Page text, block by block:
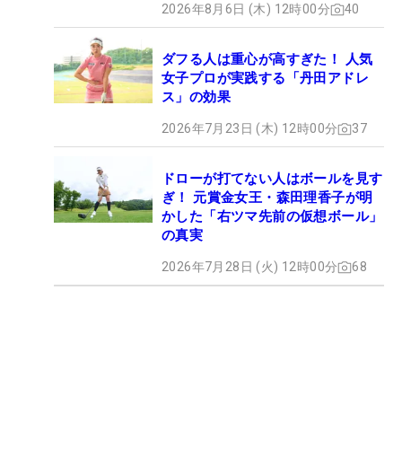
2026年8月6日 (木) 12時00分 40
ダフる人は重心が高すぎた！ 人気
女子プロが実践する「丹田アドレ
ス」の効果
2026年7月23日 (木) 12時00分 37
ドローが打てない人はボールを見す
ぎ！ 元賞金女王・森田理香子が明
かした「右ツマ先前の仮想ボール」
の真実
2026年7月28日 (火) 12時00分 68